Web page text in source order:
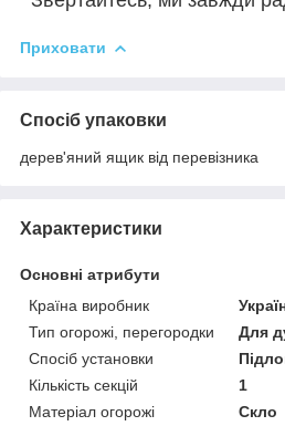
Приховати
Спосіб упаковки
дерев'яний ящик від перевізника
Характеристики
Основні атрибути
Країна виробник
Тип огорожі, перегородки
Для
Спосіб установки
Кількість секцій
1
Матеріал огорожі
Скло